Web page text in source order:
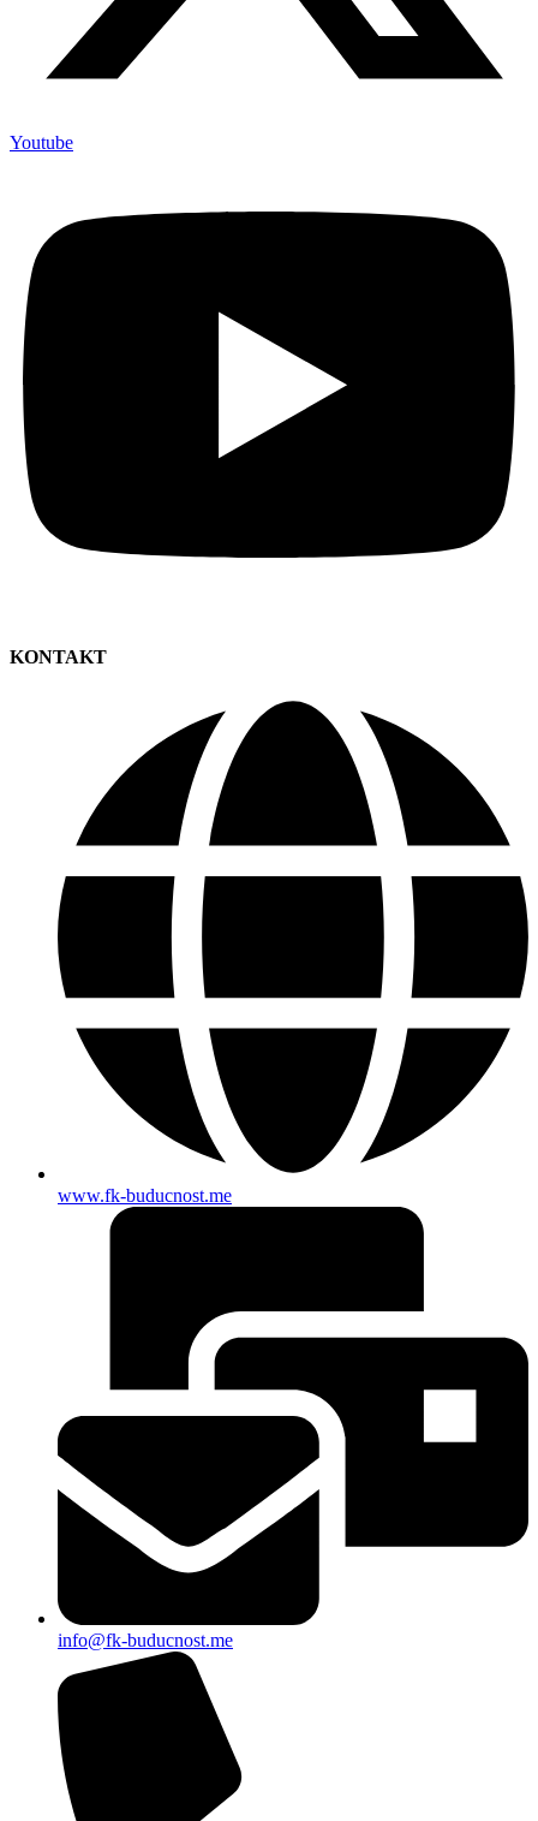
Youtube
KONTAKT
www.fk-buducnost.me
info@fk-buducnost.me